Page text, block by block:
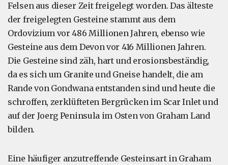
Felsen aus dieser Zeit freigelegt worden. Das älteste
der freigelegten Gesteine stammt aus dem
Ordovizium vor 486 Millionen Jahren, ebenso wie
Gesteine aus dem Devon vor 416 Millionen Jahren.
Die Gesteine sind zäh, hart und erosionsbeständig,
da es sich um Granite und Gneise handelt, die am
Rande von Gondwana entstanden sind und heute die
schroffen, zerklüfteten Bergrücken im Scar Inlet und
auf der Joerg Peninsula im Osten von Graham Land
bilden.
Eine häufiger anzutreffende Gesteinsart in Graham